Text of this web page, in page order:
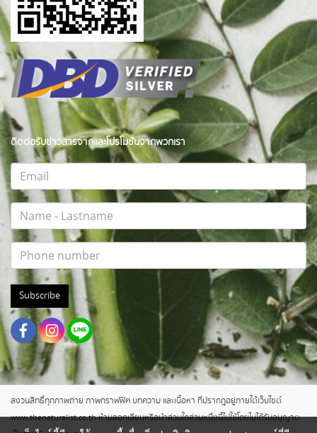
ติดต่อรับข่าวสารจากและโปรโมชั่นจากพวกเรา
Subscribe
สงวนสิทธิ์ทุกภาพถ่าย ภาพกราฟฟิค บทความ และเนื้อหา ที่ปรากฎอยู่ภายใต้เว็บไซต์
www.thenaturalist.co.th ห้ามลอกเลียนหรือนำส่วนใดส่วนหนึ่งนี้ไปใช้โดยไม่ได้รับอนุญาต